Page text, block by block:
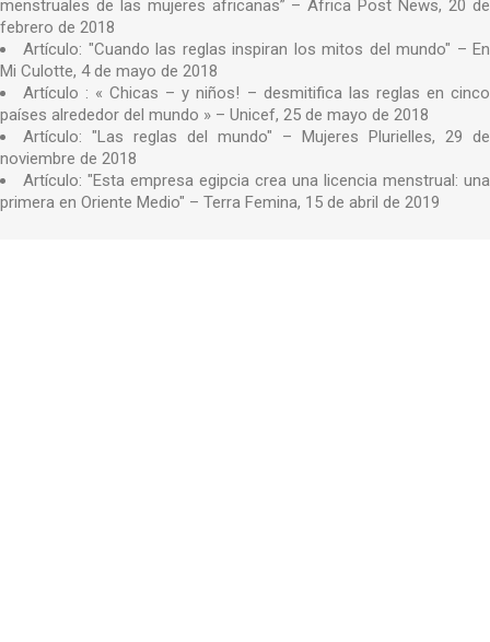
menstruales de las mujeres africanas” – Africa Post News, 20 de
febrero de 2018
Artículo: "Cuando las reglas inspiran los mitos del mundo" – En
Mi Culotte, 4 de mayo de 2018
Artículo : « Chicas – y niños! – desmitifica las reglas en cinco
países alrededor del mundo » – Unicef, 25 de mayo de 2018
Artículo: "Las reglas del mundo" – Mujeres Plurielles, 29 de
noviembre de 2018
Artículo: "Esta empresa egipcia crea una licencia menstrual: una
primera en Oriente Medio" – Terra Femina, 15 de abril de 2019